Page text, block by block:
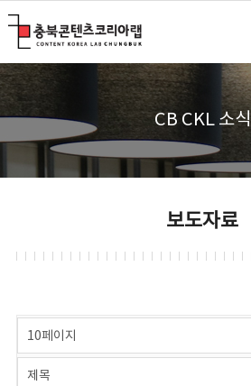
CB CKL 소식
보도자료